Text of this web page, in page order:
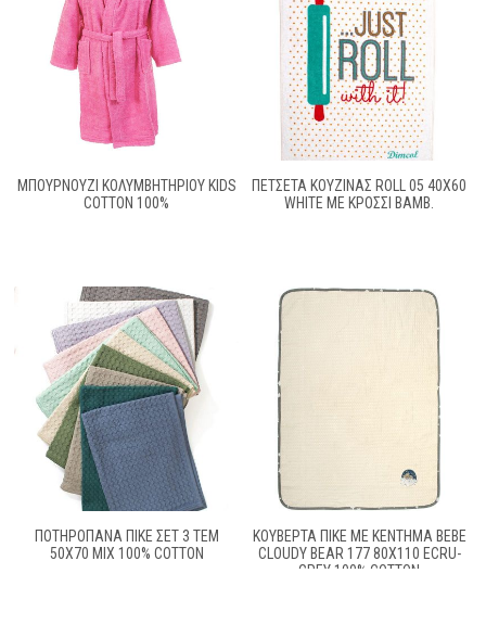
ΜΠΟΥΡΝΟΥΖΙ ΚΟΛΥΜΒΗΤΗΡΙΟΥ KIDS
COTTON 100%
ΠΕΤΣΕΤΑ ΚΟΥΖΙΝΑΣ ROLL 05 40Χ60
WHITE ΜΕ ΚΡΟΣΣΙ ΒΑΜΒ.
ΠΟΤΗΡΌΠΑΝΑ ΠΙΚΈ ΣΕΤ 3 ΤΕΜ
50X70 MIX 100% COTTON
ΚΟΥΒΈΡΤΑ ΠΙΚΈ ΜΕ ΚΈΝΤΗΜΑ BEBE
CLOUDY BEAR 177 80X110 ECRU-
GREY 100% COTTON